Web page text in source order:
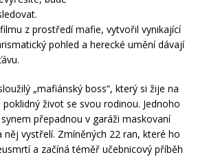
z prostředí mafie, vytvořil vynikající
pohled a herecké umění dávají
„mafiánský boss“, který si žije na
život se svou rodinou. Jednoho
přepadnou v garáži maskovaní
něj vystřelí. Zmíněných 22 ran, které ho
a začíná téměř učebnicový příběh